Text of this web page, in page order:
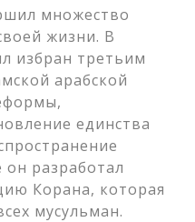
множество
жизни. В
избран третьим
арабской
единства
разработал
Корана, которая
мусульман.